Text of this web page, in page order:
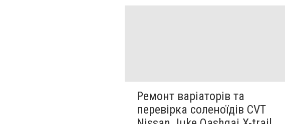
Ремонт варіаторів та
перевірка соленоїдів CVT